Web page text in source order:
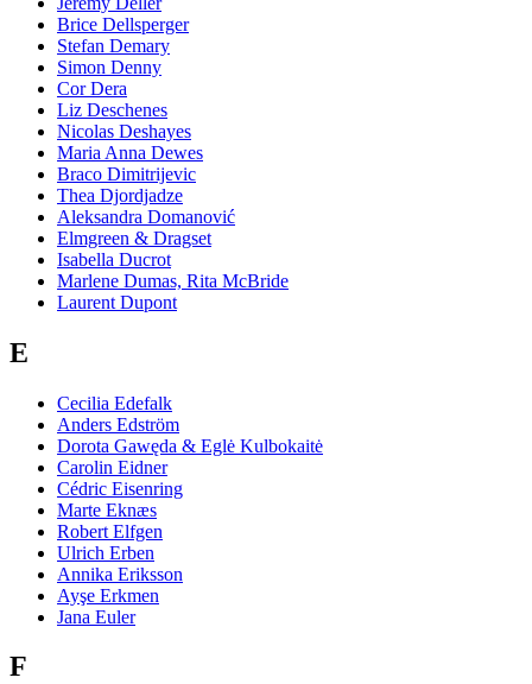
Brice Dellsperger
Stefan Demary
Simon Denny
Cor Dera
Liz Deschenes
Nicolas Deshayes
Maria Anna Dewes
Braco Dimitrijevic
Thea Djordjadze
Aleksandra Domanović
Elmgreen & Dragset
Isabella Ducrot
Marlene Dumas, Rita McBride
Laurent Dupont
E
Cecilia Edefalk
Anders Edström
Dorota Gawęda & Eglė Kulbokaitė
Carolin Eidner
Cédric Eisenring
Marte Eknæs
Robert Elfgen
Ulrich Erben
Annika Eriksson
Ayşe Erkmen
Jana Euler
F